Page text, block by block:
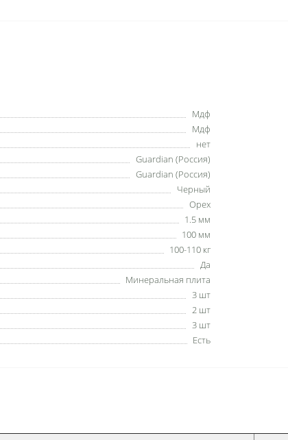
Мдф
Мдф
нет
Guardian (Россия)
Guardian (Россия)
Черный
Орех
1.5 мм
100 мм
100-110 кг
Да
Минеральная плита
3 шт
2 шт
3 шт
Есть